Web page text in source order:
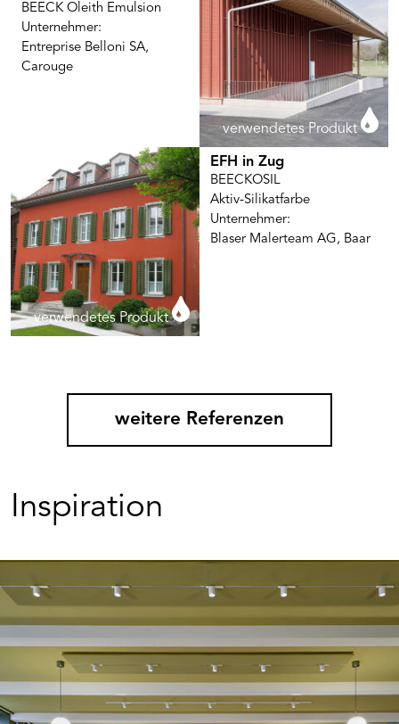
verwendetes Produkt
BEECK Oleith Emulsion
Unternehmer:
Entreprise Belloni SA,
Carouge
verwendetes Produkt
EFH in Zug
BEECKOSIL
Aktiv-Silikatfarbe
Unternehmer:
Blaser Malerteam AG, Baar
weitere Referenzen
Inspiration